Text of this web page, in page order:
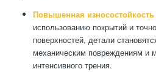
Повышенная износостойкость
использованию покрытий и
поверхностей, детали
механическим повреждениям и
интенсивного трения.